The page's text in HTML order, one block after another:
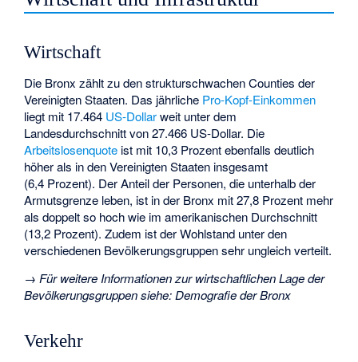
Wirtschaft
Die Bronx zählt zu den strukturschwachen Counties der
Vereinigten Staaten. Das jährliche Pro-Kopf-Einkommen
liegt mit 17.464 US-Dollarweit unter dem
Landesdurchschnitt von 27.466 US-Dollar. Die
Arbeitslosenquote ist mit 10,3 Prozent ebenfalls deutlich
höher als in den Vereinigten Staaten insgesamt
(6,4 Prozent). Der Anteil der Personen, die unterhalb der
Armutsgrenze leben, ist in der Bronx mit 27,8 Prozent mehr
als doppelt so hoch wie im amerikanischen Durchschnitt
(13,2 Prozent). Zudem ist der Wohlstand unter den
verschiedenen Bevölkerungsgruppen sehr ungleich verteilt.
→ Für weitere Informationen zur wirtschaftlichen Lage der
Bevölkerungsgruppen siehe:Demografie der Bronx
Verkehr